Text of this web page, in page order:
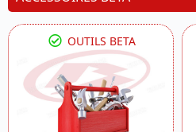
OUTILS BETA